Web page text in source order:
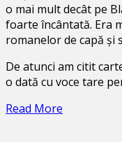
o mai mult decât pe
foarte încântată. Era
romanelor de capă și
De atunci am citit
o dată cu voce tare
Read More